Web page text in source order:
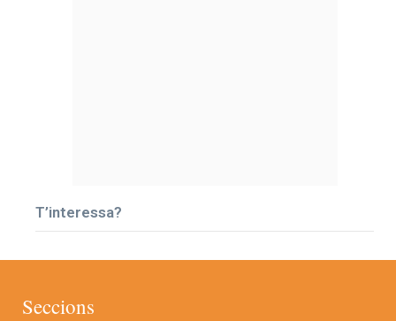
T’interessa?
Seccions